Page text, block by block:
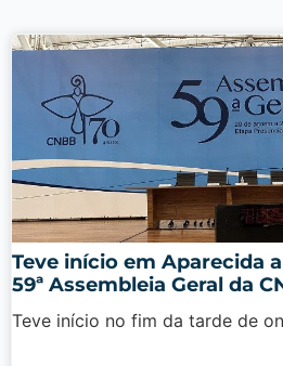
Teve início em Aparecida
59ª Assembleia Geral da
Teve início no fim da tarde de